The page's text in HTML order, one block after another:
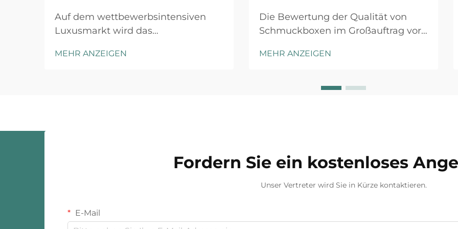
Auf dem wettbewerbsintensiven
Luxusmarkt wird das
Aufmerksamkeit für jeden
MEHR ANZEIGEN
Die Bewertung der Qualität von
Schmuckboxen im Großauftrag vor
entscheidender Schritt, der sich
die Kundenzufriedenheit und die
MEHR ANZEIGEN
Fordern Sie ein kostenloses
Unser Vertreter wird Sie in Kürze kontaktieren.
E-Mail